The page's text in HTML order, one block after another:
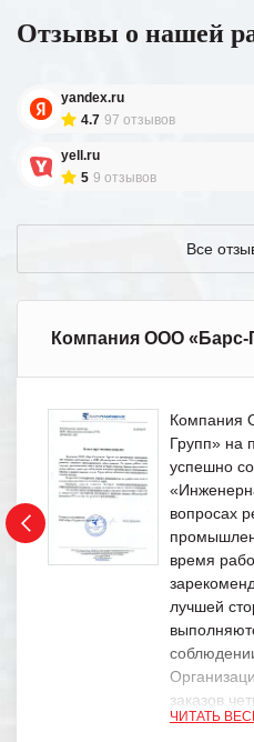
Отзывы о нашей
yandex.ru
4.7 97 отзывов
yell.ru
5 9 отзывов
Все
Компания ООО «Барс-
Компания
Групп» на
успешно
вопросах
время
лучшей
заказов
ЧИТАТЬ